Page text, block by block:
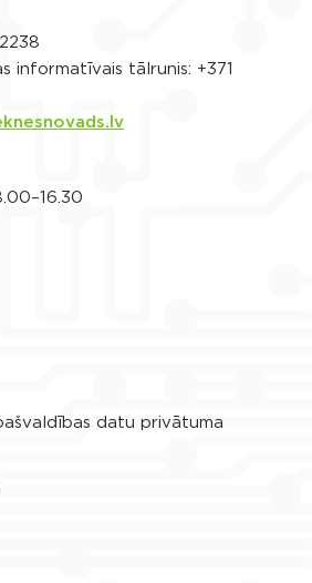
informatīvais tālrunis: +371
datu privātuma